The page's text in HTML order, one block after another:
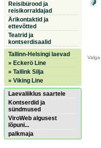
Reisibürood ja
reisikorraldajad
Ärikontaktid ja
ettevõtted
Teatrid ja
kontserdisaalid
Tallinn-Helsingi laevad
» Eckerö Line
» Tallink Silja
» Viking Line
Laevaliiklus saartele
Kontserdid ja
sündmused
ViroWeb algusest
lõpuni...
palkmaja
Valga